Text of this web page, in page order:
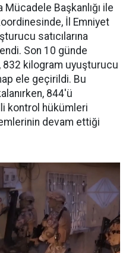
Başkanlığı ile
İl Emniyet
satıcılarına
Son 10 günde
832 kilogram uyuşturucu
ele geçirildi. Bu
844'ü
kontrol hükümleri
devam ettiği